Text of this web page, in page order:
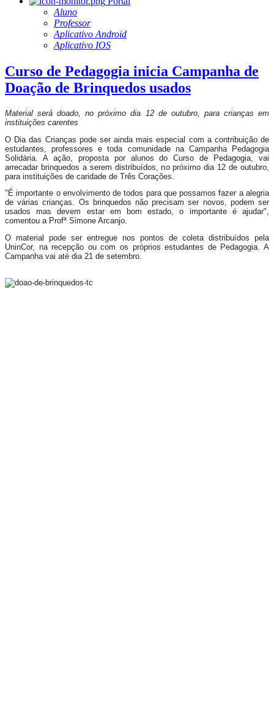
Aluno
Professor
Aplicativo Android
Aplicativo IOS
Curso de Pedagogia inicia Campanha de
Doação de Brinquedos usados
Material será doado, no próximo dia 12 de outubro, para crianças em
instituições carentes
O Dia das Crianças pode ser ainda mais especial com a contribuição de
estudantes, professores e toda comunidade na Campanha Pedagogia
Solidária. A ação, proposta por alunos do Curso de Pedagogia, vai
arrecadar brinquedos a serem distribuídos, no próximo dia 12 de outubro,
para instituições de caridade de Três Corações.
"É importante o envolvimento de todos para que possamos fazer a alegria
de várias crianças. Os brinquedos não precisam ser novos, podem ser
usados mas devem estar em bom estado, o importante é ajudar",
comentou a Profª Simone Arcanjo.
O material pode ser entregue nos pontos de coleta distribuídos pela
UninCor, na recepção ou com os próprios estudantes de Pedagogia. A
Campanha vai até dia 21 de setembro.